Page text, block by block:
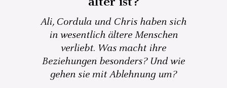
Ali, Cordula und Chris haben sich
in wesentlich ältere Menschen
verliebt. Was macht ihre
Beziehungen besonders? Und wie
gehen sie mit Ablehnung um?